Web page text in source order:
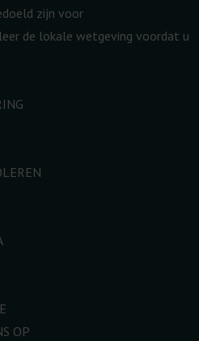
zijn voor
de lokale wetgeving voordat u
OP